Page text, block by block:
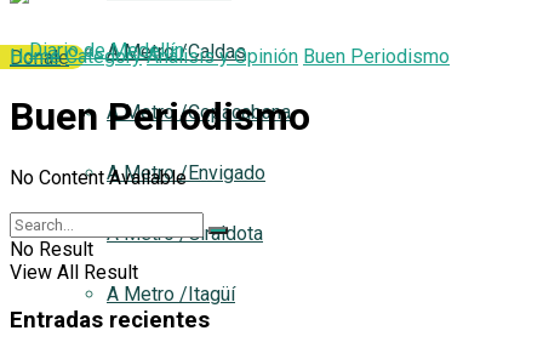
A Metro /Caldas
A Metro /Copacabana
A Metro /Envigado
A Metro /Giraldota
A Metro /Itagüí
Donale
Home Category Análisis y Opinión Buen Periodismo
Buen Periodismo
No Content Available
No Result
View All Result
Entradas recientes